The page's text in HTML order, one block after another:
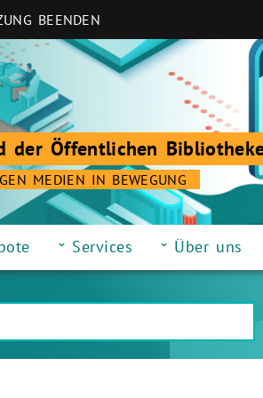
BEENDEN
der Öffentlichen
MEDIEN IN BEWEGUNG
Services Über uns